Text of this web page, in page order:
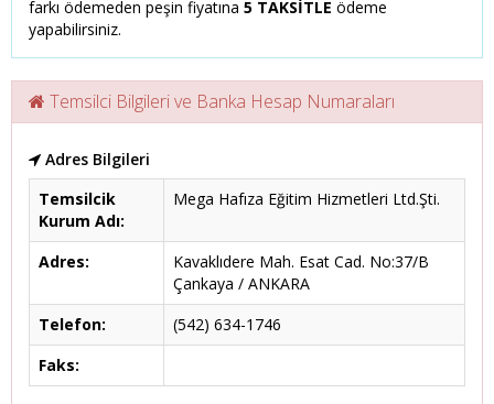
farkı ödemeden peşin fiyatına 5 TAKSİTLE ödeme
yapabilirsiniz.
Temsilci Bilgileri ve Banka Hesap Numaraları
Adres Bilgileri
Temsilcik
Kurum Adı:
Mega Hafıza Eğitim Hizmetleri Ltd.Şti.
Adres:
Kavaklıdere Mah. Esat Cad. No:37/B
Çankaya / ANKARA
Telefon:
(542) 634-1746
Faks: